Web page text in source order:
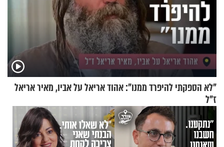
"לא הספקתי להיפרד ממנו": אהוד אריאל על אביו, מאיר אריאל
ז"ל